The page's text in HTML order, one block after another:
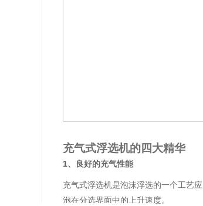
充气式浮选机的四大精华
1、良好的充气性能
充气式浮选机是泡沫浮选的一个工艺
泡在分选界面中的上升速度。